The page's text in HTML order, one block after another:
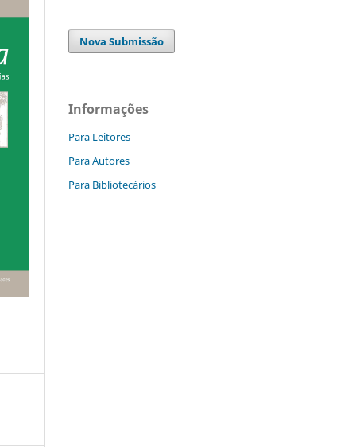
Nova Submissão
Informações
Para Leitores
Para Autores
Para Bibliotecários